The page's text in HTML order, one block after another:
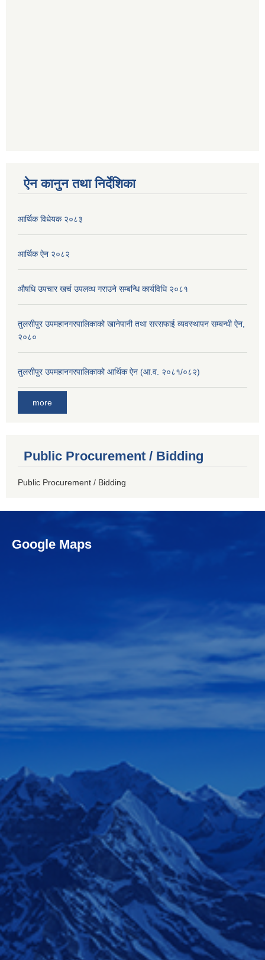
ऐन कानुन तथा निर्देशिका
आर्थिक विधेयक २०८३
आर्थिक ऐन २०८२
औषधि उपचार खर्च उपलव्ध गराउने सम्बन्धि कार्यविधि २०८१
तुलसीपुर उपमहानगरपालिकाको खानेपानी तथा सरसफाई व्यवस्थापन सम्बन्धी ऐन,
२०८०
तुलसीपुर उपमहानगरपालिकाको आर्थिक ऐन (आ.व. २०८१/०८२)
more
Public Procurement / Bidding
Public Procurement / Bidding
Google Maps